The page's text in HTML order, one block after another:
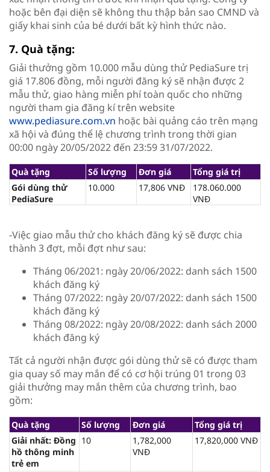
hoặc bên đại diện sẽ không thu thập bản sao CMND và
giấy khai sinh của bé dưới bất kỳ hình thức nào.
7. Quà tặng:
Giải thưởng gồm 10.000 mẫu dùng thử PediaSure trị
giá 17.806 đồng, mỗi người đăng ký sẽ nhận được 2
mẫu thử, giao hàng miễn phí toàn quốc cho những
người tham gia đăng kí trên website
www.pediasure.com.vn hoặc bài quảng cáo trên mạng
xã hội và đúng thể lệ chương trình trong thời gian
00:00 ngày 20/05/2022 đến 23:59 31/07/2022.
Quà tặng Số lượng Đơn giá
Tổng giá trị
Gói dùng thử
PediaSure
10.000 17,806 VNĐ
178.060.000
VNĐ
-Việc giao mẫu thử cho khách đăng ký sẽ được chia
thành 3 đợt, mỗi đợt như sau:
Tháng 06/2021: ngày 20/06/2022: danh sách 1500
khách đăng ký
Tháng 07/2022: ngày 20/07/2022: danh sách 1500
khách đăng ký
Tháng 08/2022: ngày 20/08/2022: danh sách 2000
khách đăng ký
Tất cả người nhận được gói dùng thử sẽ có được tham
gia quay số may mắn để có cơ hội trúng 01 trong 03
giải thưởng may mắn thêm của chương trình, bao
gồm:
Quà tặng Số lượng Đơn giá
Tổng giá trị
Giải nhất: Đồng
hồ thông minh
trẻ em
10
1,782,000
VNĐ
17,820,000 VNĐ